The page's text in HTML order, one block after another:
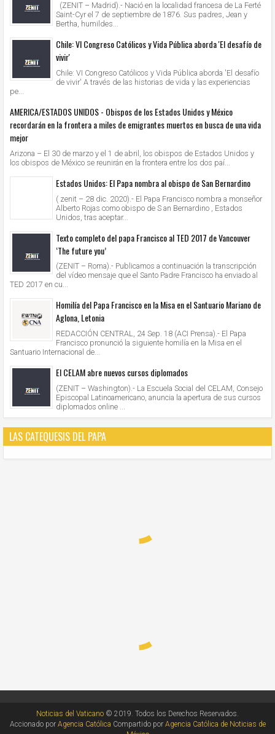
(ZENIT – Madrid).- Nació en la localidad francesa de La Ferté
Saint-Cyr el 7 de septiembre de 1876. Sus padres, Jean y
Bertha, humildes...
Chile: VI Congreso Católicos y Vida Pública aborda 'El desafío de
vivir'
Chile: VI Congreso Católicos y Vida Pública aborda 'El desafío
de vivir' A través de las historias de vida y las experiencias
pe...
AMERICA/ESTADOS UNIDOS - Obispos de los Estados Unidos y México
recordarán en la frontera a miles de emigrantes muertos en busca de una vida
mejor
Arizona – El 30 de marzo y el 1 de abril, los obispos de Estados Unidos y
los obispos de México se reunirán en la frontera entre los dos paí...
Estados Unidos: El Papa nombra al obispo de San Bernardino
( zenit – 28 dic. 2020).- El Papa Francisco nombra a monseñor
Alberto Rojas como obispo de S an Bernardino , Estados
Unidos, tras aceptar...
Texto completo del papa Francisco al TED 2017 de Vancouver
‘The future you’
(ZENIT – Roma).- Publicamos a continuación la transcripción
del vídeo mensaje que el Santo Padre Francisco ha enviado al
TED 2017 en cu...
Homilía del Papa Francisco en la Misa en el Santuario Mariano de
Aglona, Letonia
REDACCIÓN CENTRAL, 24 Sep. 18 (ACI Prensa).- El Papa
Francisco pronunció la siguiente homilía en la Misa en el
Santuario Internacional de...
El CELAM abre nuevos cursos diplomados
(ZENIT – Washington).- La Escuela Social del CELAM, Consejo
Episcopal Latinoamericano, anuncia la apertura de sus cursos
diplomados online ...
LAS CATEQUESIS DEL PAPA
Noticias del Vaticano © 2019. Todos los Derechos Reservados.
Accionado por Agencia Católica Compartido por Agencia Católica de Noticias de